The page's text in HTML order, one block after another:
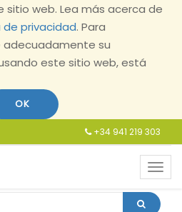
sitio web. Lea más acerca de
privacidad. Para
adecuadamente su
este sitio web, está
OK
+34 941 219 303